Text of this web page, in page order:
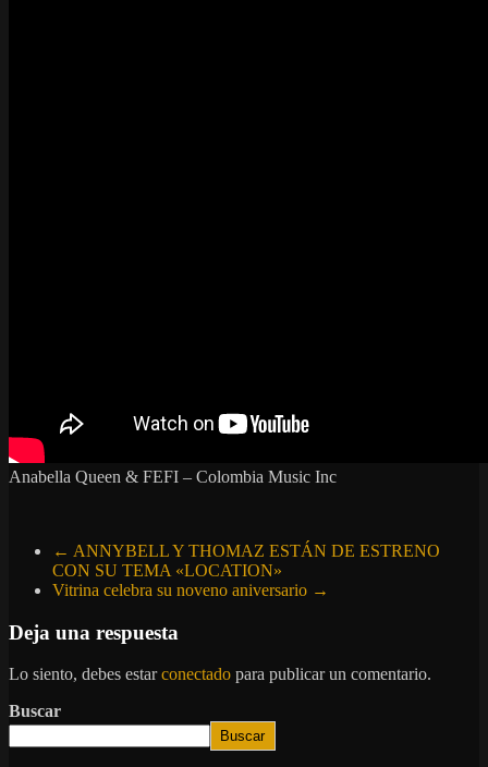
Anabella Queen & FEFI – Colombia Music Inc
← ANNYBELL Y THOMAZ ESTÁN DE ESTRENO
CON SU TEMA «LOCATION»
Vitrina celebra su noveno aniversario →
Deja una respuesta
Lo siento, debes estarconectado para publicar un comentario.
Buscar
Buscar